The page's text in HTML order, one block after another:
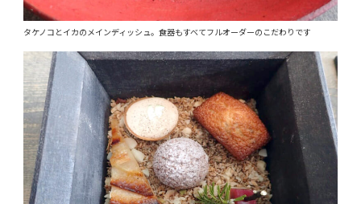
タケノコとイカのメインディッシュ。食器もすべてフルオーダーのこだわりです